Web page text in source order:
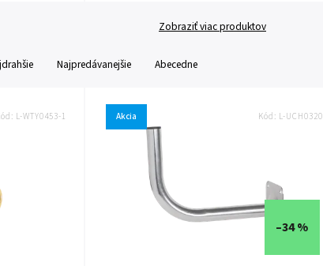
Zobraziť viac produktov
Najpredávanejšie Abecedne
L-WTY0453-1 Akcia
–34 %
Kód: L-UCH0320